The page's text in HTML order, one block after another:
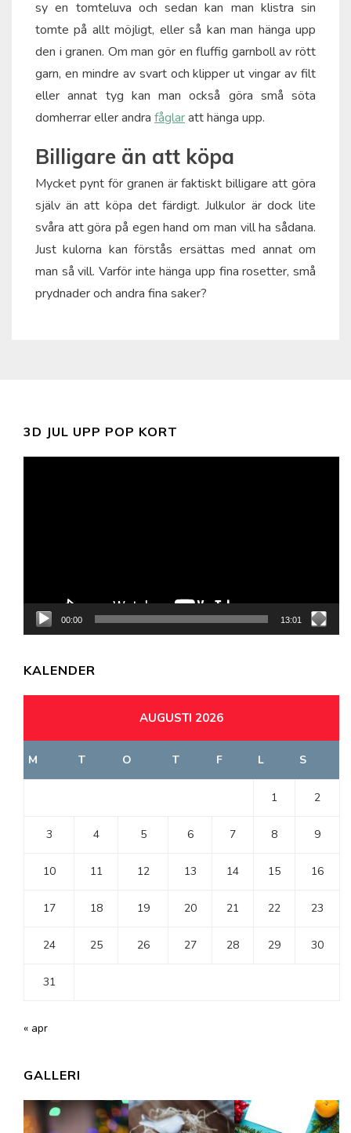
sy en tomteluva och sedan kan man klistra sin
tomte på allt möjligt, eller så kan man hänga upp
den i granen. Om man gör en fluffig garnboll av rött
garn, en mindre av svart och klipper ut vingar av filt
eller annat tyg kan man också göra små söta
domherrar eller andra fåglaratt hänga upp.
Billigare än att köpa
Mycket pynt för granen är faktiskt billigare att göra
själv än att köpa det färdigt. Julkulor är dock lite
svåra att göra på egen hand om man vill ha sådana.
Just kulorna kan förstås ersättas med annat om
man så vill. Varför inte hänga upp fina rosetter, små
prydnader och andra fina saker?
3D JUL UPP POP KORT
00:00 13:01
KALENDER
AUGUSTI 2026
M T O T F L S
1 2
3 4 5 6 7 8 9
10 11 12 13 14 15 16
17 18 19 20 21 22 23
24 25 26 27 28 29 30
31
« apr
GALLERI